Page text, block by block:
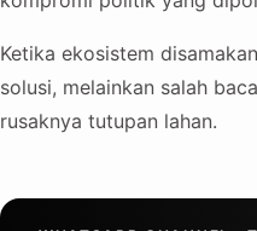
Ketika ekosistem
solusi, melainkan salah
rusaknya tutupan lahan.